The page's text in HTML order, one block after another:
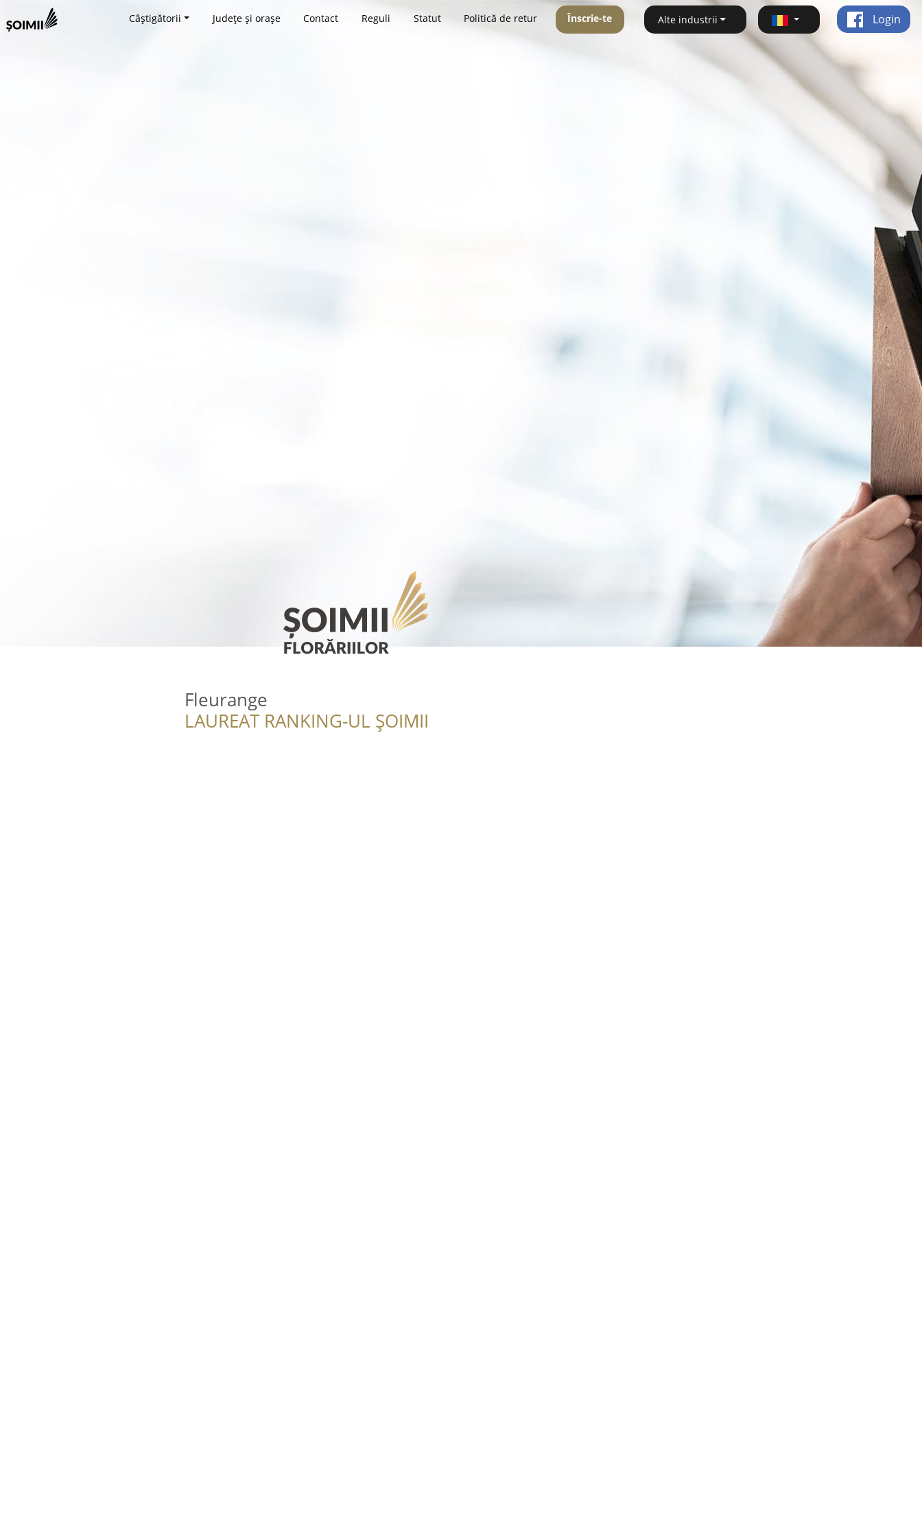
Câștigătorii Județe și orașe Contact Reguli Statut Politică de retur Înscrie-te Alte industrii Login
Fleurange
LAUREAT RANKING-UL ȘOIMII